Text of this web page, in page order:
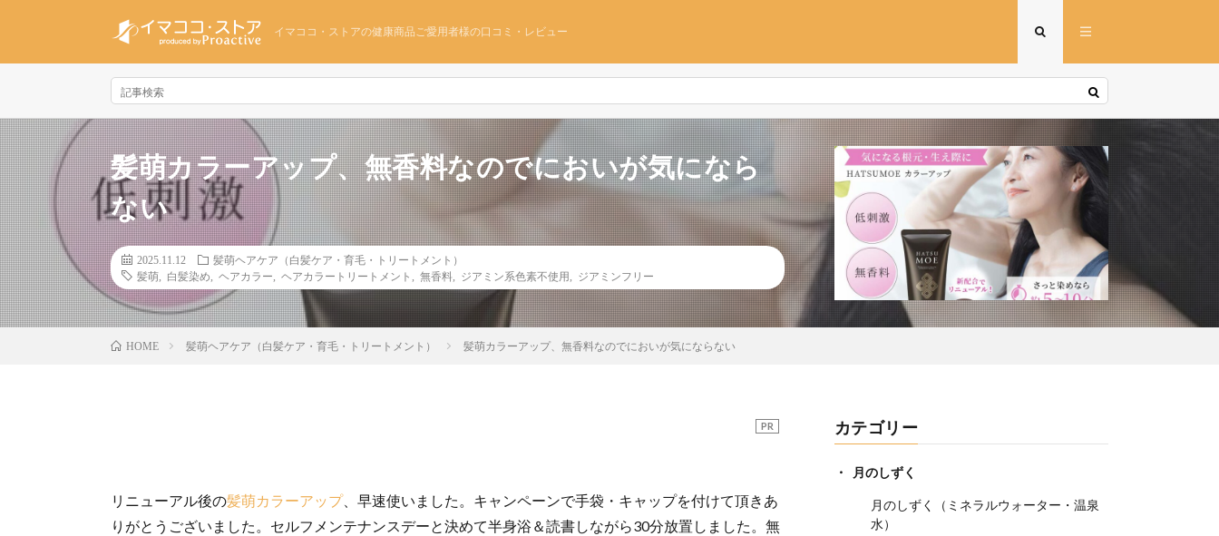
イマココ・ストアの健康商品ご愛用者様の口コミ・レビュー
髪萌カラーアップ、無香料なのでにおいが気になら
ない
2025.11.12
髪萌ヘアケア（白髪ケア・育毛・トリートメント）
髪萌
白髪染め ヘアカラー ヘアカラートリートメント 無香料 ジアミン系色素不使用 ジアミンフリー
HOME 髪萌ヘアケア（白髪ケア・育毛・トリートメント） 髪萌カラーアップ、無香料なのでにおいが気にならない
PR
リニューアル後の髪萌カラーアップ、早速使いました。キャンペーンで手袋・キャップを付けて頂きあ
りがとうございました。セルフメンテナンスデーと決めて半身浴＆読書しながら30分放置しました。無
カテゴリー
月のしずく
月のしずく（ミネラルウォーター・温泉
水）